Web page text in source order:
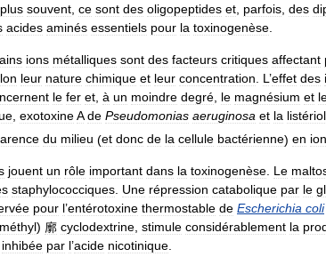
plus souvent ce sont des oligopeptides et parfois des
acides aminés essentiels pour la toxinogenèse
ions métalliques sont des facteurs critiques affectant
leur nature chimique et leur concentration L ’effet des
le fer et à un moindre degré le magnésium et
exotoxineA de Pseudomonias aeruginosa et la
du milieu (et donc de la cellule bactérienne) en
jouent un rôle important dans la toxinogenèse. Le
staphylococciques. Une répression catabolique par le
pour l’entérotoxine thermostable de Escherichia coli
) 廓 cyclodextrine, stimule considérablement la
inhibée par l’acide nicotinique.